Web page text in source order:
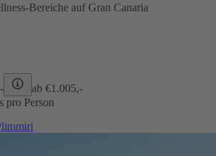
Bereiche auf Gran Canaria
ab €1.005,-
pro Person